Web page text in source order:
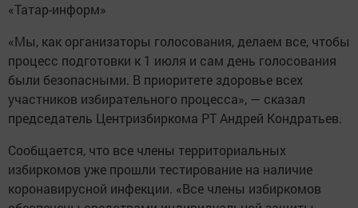
«Татар-информ»
«Мы, как организаторы голосования, делаем все, чтобы
процесс подготовки к 1 июля и сам день голосования
были безопасными. В приоритете здоровье всех
участников избирательного процесса», — сказал
председатель Центризбиркома РТ Андрей Кондратьев.
Сообщается, что все члены территориальных
избиркомов уже прошли тестирование на наличие
коронавирусной инфекции. «Все члены избиркомов